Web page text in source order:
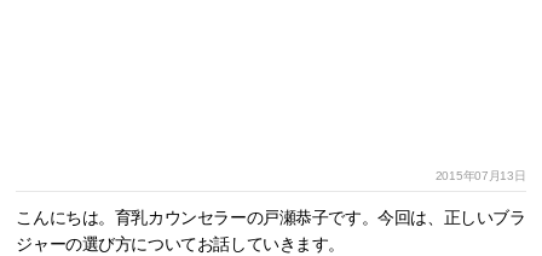
2015年07月13日
こんにちは。育乳カウンセラーの戸瀬恭子です。今回は、正しいブラ
ジャーの選び方についてお話していきます。